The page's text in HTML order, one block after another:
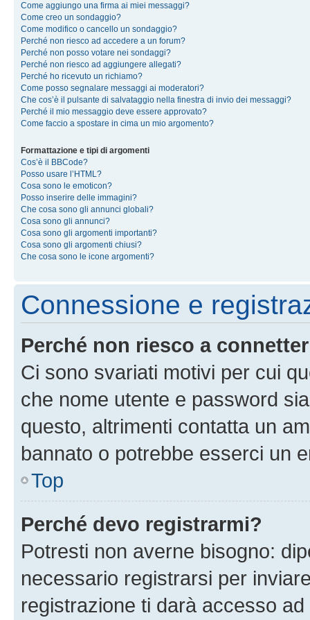
Come aggiungo una firma ai miei messaggi?
Come creo un sondaggio?
Come modifico o cancello un sondaggio?
Perché non riesco ad accedere a un forum?
Perché non posso votare nei sondaggi?
Perché non riesco ad aggiungere allegati?
Perché ho ricevuto un richiamo?
Come posso segnalare messaggi ai moderatori?
Che cos’è il pulsante di salvataggio nella finestra di invio dei messaggi?
Perché il mio messaggio deve essere approvato?
Come faccio a spostare in cima un mio argomento?
Formattazione e tipi di argomenti
Cos’è il BBCode?
Posso usare l’HTML?
Cosa sono le emoticon?
Posso inserire delle immagini?
Che cosa sono gli annunci globali?
Cosa sono gli annunci?
Cosa sono gli argomenti importanti?
Cosa sono gli argomenti chiusi?
Che cosa sono le icone argomenti?
Connessione e
Perché non riesco a
Ci sono svariati motivi per cui
che nome utente e password
questo, altrimenti contatta un
bannato o potrebbe esserci un
Top
Perché devo registrarmi?
Potresti non averne bisogno:
necessario registrarsi per
registrazione ti darà accesso